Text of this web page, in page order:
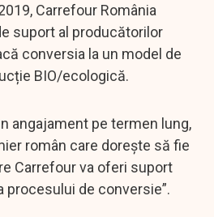
Carrefour România
suport al producătorilor
conversia la un model de
BIO/ecologică.
angajament pe termen lung,
român care dorește să fie
Carrefour va oferi suport
procesului de conversie”.